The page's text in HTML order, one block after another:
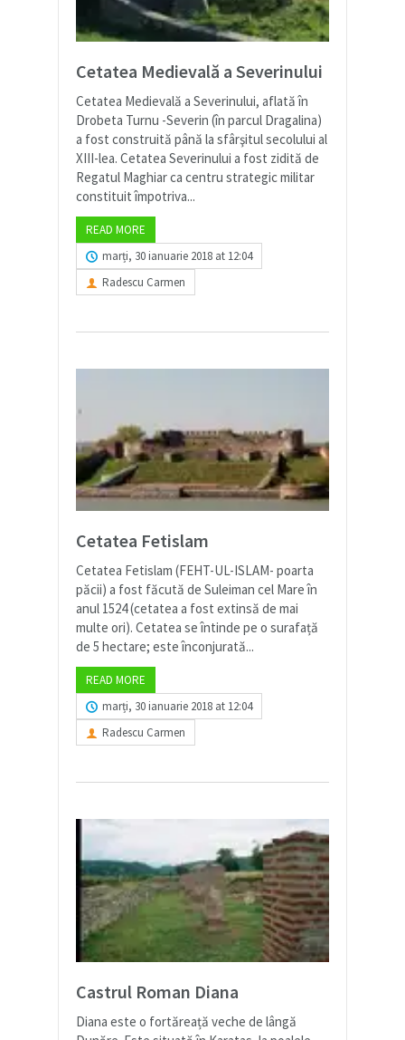
Cetatea Medievală a Severinului
Cetatea Medievală a Severinului, aflată în
Drobeta Turnu -Severin (în parcul Dragalina)
a fost construită până la sfârşitul secolului al
XIII-lea. Cetatea Severinului a fost zidită de
Regatul Maghiar ca centru strategic militar
constituit împotriva...
READ MORE
marți, 30 ianuarie 2018 at 12:04
Radescu Carmen
Cetatea Fetislam
Cetatea Fetislam (FEHT-UL-ISLAM- poarta
păcii) a fost făcută de Suleiman cel Mare în
anul 1524 (cetatea a fost extinsă de mai
multe ori). Cetatea se întinde pe o surafață
de 5 hectare; este înconjurată...
READ MORE
marți, 30 ianuarie 2018 at 12:04
Radescu Carmen
Castrul Roman Diana
Diana este o fortăreață veche de lângă